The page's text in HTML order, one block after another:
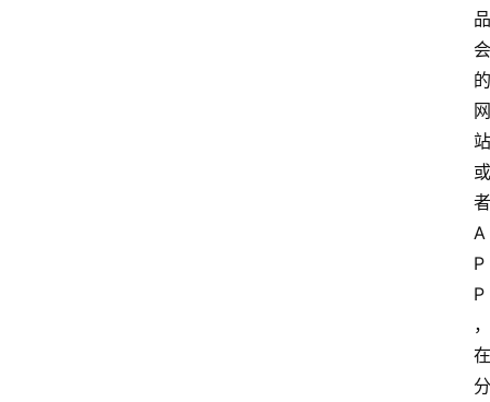
品
会
的
网
站
或
者
A
P
P
，
在
分